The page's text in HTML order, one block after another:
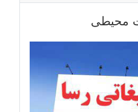
محیطی